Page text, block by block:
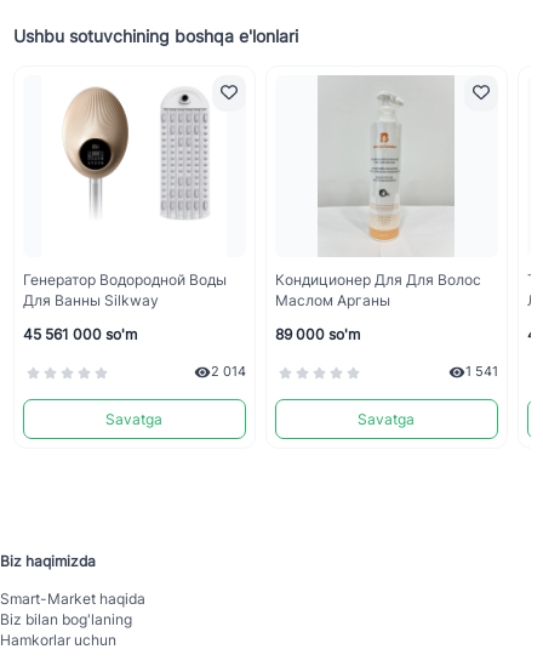
Ushbu sotuvchining boshqa e'lonlari
Генератор Водородной Воды
Для Ванны Silkway
45 561 000 so'm
2 014
Savatga
Кондиционер Для Для Волос
Маслом Арганы
89 000 so'm
1 541
Savatga
Biz haqimizda
Smart-Mаrket haqida
Biz bilan bog'laning
Hamkorlar uchun